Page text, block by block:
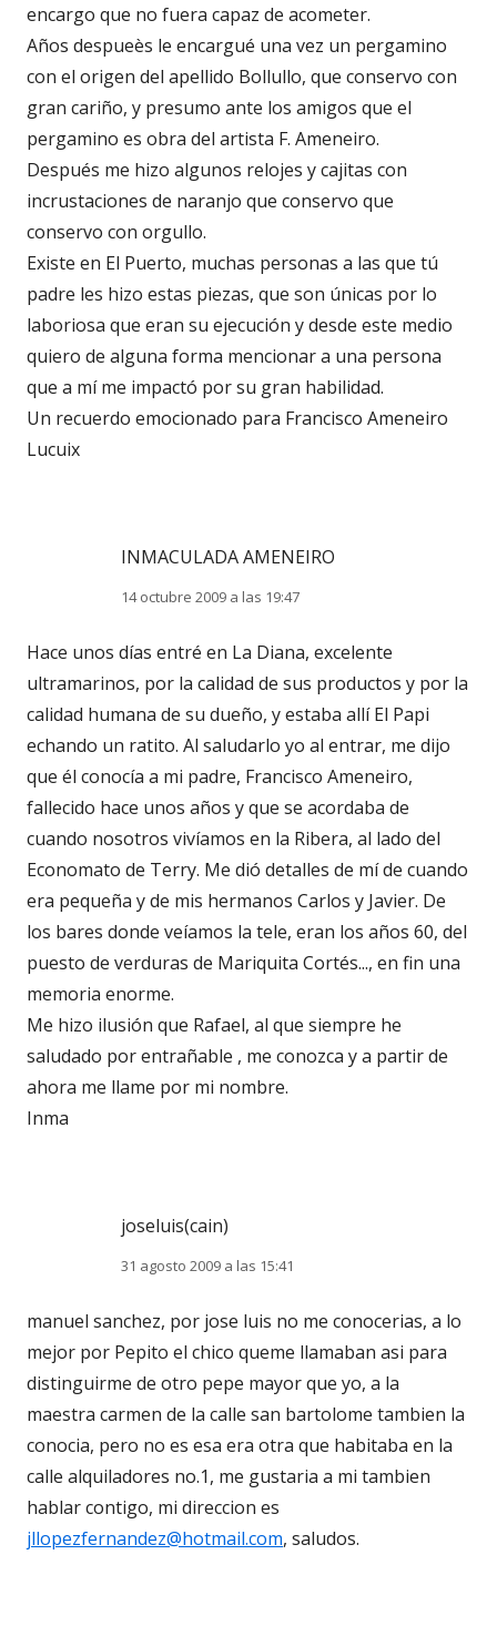
encargo que no fuera capaz de acometer.
Años despueès le encargué una vez un pergamino
con el origen del apellido Bollullo, que conservo con
gran cariño, y presumo ante los amigos que el
pergamino es obra del artista F. Ameneiro.
Después me hizo algunos relojes y cajitas con
incrustaciones de naranjo que conservo que
conservo con orgullo.
Existe en El Puerto, muchas personas a las que tú
padre les hizo estas piezas, que son únicas por lo
laboriosa que eran su ejecución y desde este medio
quiero de alguna forma mencionar a una persona
que a mí me impactó por su gran habilidad.
Un recuerdo emocionado para Francisco Ameneiro
Lucuix
INMACULADA AMENEIRO
14 octubre 2009 a las 19:47
Hace unos días entré en La Diana, excelente
ultramarinos, por la calidad de sus productos y por la
calidad humana de su dueño, y estaba allí El Papi
echando un ratito. Al saludarlo yo al entrar, me dijo
que él conocía a mi padre, Francisco Ameneiro,
fallecido hace unos años y que se acordaba de
cuando nosotros vivíamos en la Ribera, al lado del
Economato de Terry. Me dió detalles de mí de cuando
era pequeña y de mis hermanos Carlos y Javier. De
los bares donde veíamos la tele, eran los años 60, del
puesto de verduras de Mariquita Cortés..., en fin una
memoria enorme.
Me hizo ilusión que Rafael, al que siempre he
saludado por entrañable , me conozca y a partir de
ahora me llame por mi nombre.
Inma
joseluis(cain)
31 agosto 2009 a las 15:41
manuel sanchez, por jose luis no me conocerias, a lo
mejor por Pepito el chico queme llamaban asi para
distinguirme de otro pepe mayor que yo, a la
maestra carmen de la calle san bartolome tambien la
conocia, pero no es esa era otra que habitaba en la
calle alquiladores no.1, me gustaria a mi tambien
hablar contigo, mi direccion es
jllopezfernandez@hotmail.com, saludos.